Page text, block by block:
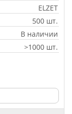
ELZET
500 шт.
В наличии
>1000 шт.